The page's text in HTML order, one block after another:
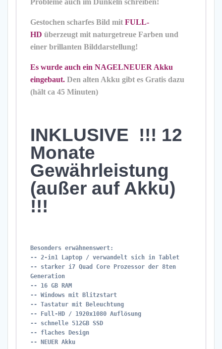
Probleme auch im Dunkeln schreiben!
Gestochen scharfes Bild mit FULL-
HD überzeugt mit naturgetreue Farben und
einer brillanten Bilddarstellung!
Es wurde auch ein NAGELNEUER Akku
eingebaut. Den alten Akku gibt es Gratis dazu
(hält ca 45 Minuten)
INKLUSIVE !!! 12
Monate
Gewährleistung
(außer auf Akku)
!!!
Besonders erwähnenswert:
-- 2-in1 Laptop / verwandelt sich in Tablet
-- starker i7 Quad Core Prozessor der 8ten
Generation
-- 16 GB RAM
-- Windows mit Blitzstart
-- Tastatur mit Beleuchtung
-- Full-HD / 1920x1080 Auflösung
-- schnelle 512GB SSD
-- flaches Design
-- NEUER Akku